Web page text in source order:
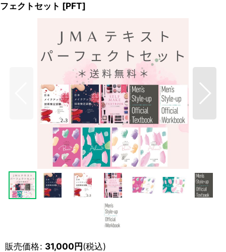
フェクトセット [PFT]
販売価格: 31,000円(税込)